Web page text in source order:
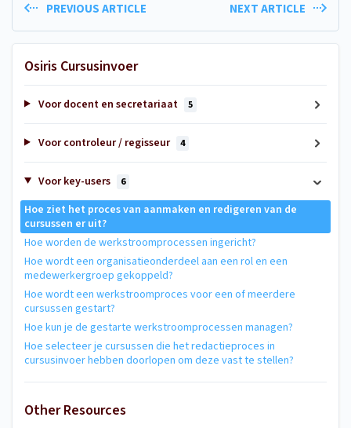
PREVIOUS ARTICLE NEXT ARTICLE
Osiris Cursusinvoer
Voor docent en secretariaat 5
Voor controleur / regisseur 4
Voor key-users 6
Hoe ziet het proces van aanmaken en redigeren van de
cursussen er uit?
Hoe worden de werkstroomprocessen ingericht?
Hoe wordt een organisatieonderdeel aan een rol en een
medewerkergroep gekoppeld?
Hoe wordt een werkstroomproces voor een of meerdere
cursussen gestart?
Hoe kun je de gestarte werkstroomprocessen managen?
Hoe selecteer je cursussen die het redactieproces in
cursusinvoer hebben doorlopen om deze vast te stellen?
Other Resources